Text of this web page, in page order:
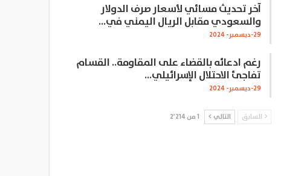
آخر تحديث مسائي لأسعار صرف الدولار
والسعودي مقابل الريال اليمني في…
29-ديسمبر- 2024
رغم ادعائه بالقضاء على المقاومة.. القسام
تفاجئ الاحتلال الإسرائيلي…
29-ديسمبر- 2024
السابق التالي 1 من 2٬214